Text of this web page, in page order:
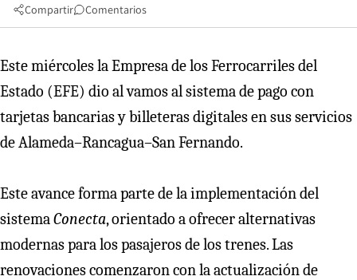
Compartir Comentarios
Este miércoles la Empresa de los Ferrocarriles del
Estado (EFE) dio al vamos al sistema de pago con
tarjetas bancarias y billeteras digitales en sus servicios
de Alameda–Rancagua–San Fernando.
Este avance forma parte de la implementación del
sistemaConecta, orientado a ofrecer alternativas
modernas para los pasajeros de los trenes. Las
renovaciones comenzaron con la actualización de